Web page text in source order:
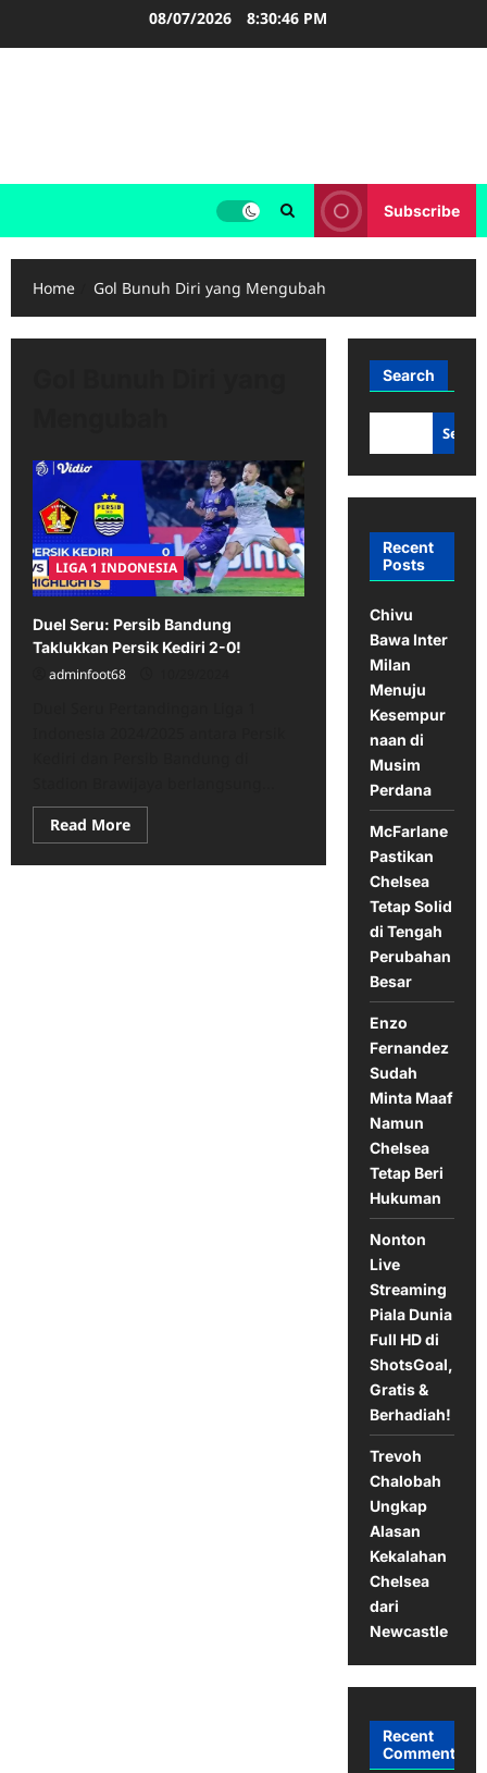
08/07/2026 8:30:46 PM
Subscribe
Home Gol Bunuh Diri yang Mengubah
LIGA 1 INDONESIA
Duel Seru: Persib Bandung
Taklukkan Persik Kediri 2-0!
adminfoot68
Read MoreRead
more
Duel
Search
Recent
Posts
Chivu
Bawa Inter
Milan
Menuju
Kesempur
naan di
Musim
Perdana
McFarlane
Pastikan
Chelsea
Tetap Solid
di Tengah
Perubahan
Besar
Enzo
Fernandez
Sudah
Minta Maaf
Namun
Chelsea
Tetap Beri
Hukuman
Nonton
Live
Streaming
Piala Dunia
Full HD di
ShotsGoal,
Gratis &
Berhadiah!
Trevoh
Chalobah
Ungkap
Alasan
Kekalahan
Chelsea
dari
Newcastle
Recent
Comments